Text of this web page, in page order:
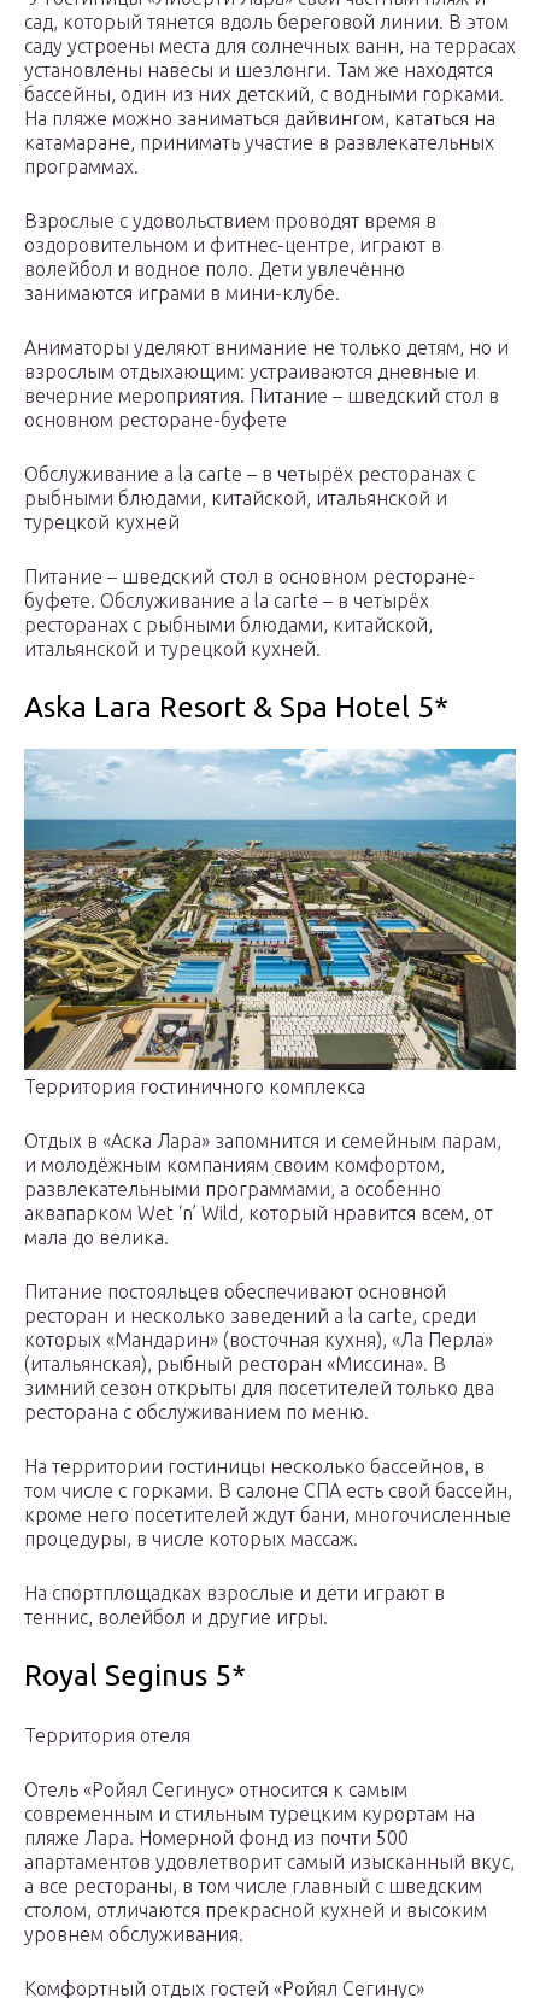
сад, который тянется вдоль береговой линии. В этом
саду устроены места для солнечных ванн, на террасах
установлены навесы и шезлонги. Там же находятся
бассейны, один из них детский, с водными горками.
На пляже можно заниматься дайвингом, кататься на
катамаране, принимать участие в развлекательных
программах.
Взрослые с удовольствием проводят время в
оздоровительном и фитнес-центре, играют в
волейбол и водное поло. Дети увлечённо
занимаются играми в мини-клубе.
Аниматоры уделяют внимание не только детям, но и
взрослым отдыхающим: устраиваются дневные и
вечерние мероприятия. Питание – шведский стол в
основном ресторане-буфете
Обслуживание a la carte – в четырёх ресторанах с
рыбными блюдами, китайской, итальянской и
турецкой кухней
Питание – шведский стол в основном ресторане-
буфете. Обслуживание a la carte – в четырёх
ресторанах с рыбными блюдами, китайской,
итальянской и турецкой кухней.
Aska Lara Resort & Spa Hotel 5*
Территория гостиничного комплекса
Отдых в «Аска Лара» запомнится и семейным парам,
и молодёжным компаниям своим комфортом,
развлекательными программами, а особенно
аквапарком Wet ‘n’ Wild, который нравится всем, от
мала до велика.
Питание постояльцев обеспечивают основной
ресторан и несколько заведений a la carte, среди
которых «Мандарин» (восточная кухня), «Ла Перла»
(итальянская), рыбный ресторан «Миссина». В
зимний сезон открыты для посетителей только два
ресторана с обслуживанием по меню.
На территории гостиницы несколько бассейнов, в
том числе с горками. В салоне СПА есть свой бассейн,
кроме него посетителей ждут бани, многочисленные
процедуры, в числе которых массаж.
На спортплощадках взрослые и дети играют в
теннис, волейбол и другие игры.
Royal Seginus 5*
Территория отеля
Отель «Ройял Сегинус» относится к самым
современным и стильным турецким курортам на
пляже Лара. Номерной фонд из почти 500
апартаментов удовлетворит самый изысканный вкус,
а все рестораны, в том числе главный с шведским
столом, отличаются прекрасной кухней и высоким
уровнем обслуживания.
Комфортный отдых гостей «Ройял Сегинус»